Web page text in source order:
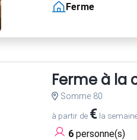
Ferme
Ferme à la
Somme 80
à partir de €la
6personne(s)